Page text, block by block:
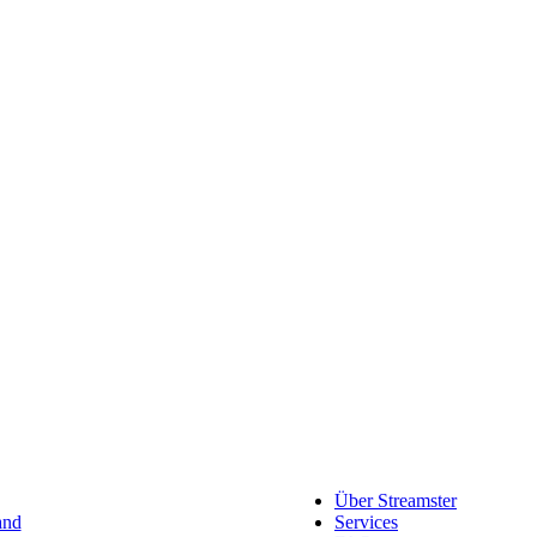
Über Streamster
Services